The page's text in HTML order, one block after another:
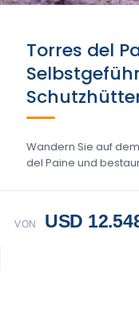
Torres del
Wandern Sie auf
del Paine und
VON USD